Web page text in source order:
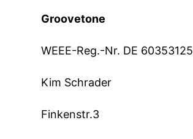
Groovetone
WEEE-Reg.-Nr. DE 60353125
Kim Schrader
Finkenstr.3